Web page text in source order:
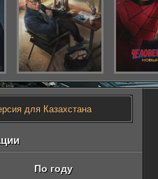
для Казахстана
По году